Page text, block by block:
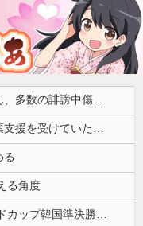
【悲報】ショートスリーパー堀大輔さん、多数の誹謗中傷で涙が止まらなくなってしまう動画がネットで話題に → ………
反高市で有名な某野党議員が不正な投票支援を受けていた過去が発掘、「説明責任があるのでは？」と揶揄されており……
る
る角度
韓国人「日本メディアが2002年ワールドカップ韓国準決勝も調査すべきと主張！」→「英国メディアも一斉に指摘‥」